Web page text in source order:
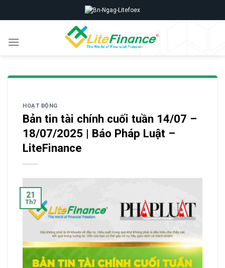
to
HOẠT ĐỘNG
Bản tin tài chính cuối tuần 14/07 –
18/07/2025 | Báo Pháp Luật –
LiteFinance
21
Th7